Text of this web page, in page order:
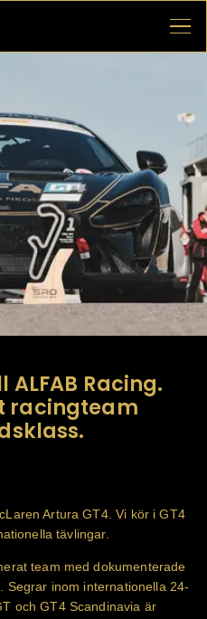
Racing.
racingteam
Artura GT4. Vi kör i GT4
tävlingar.
team med dokumenterade
Segrar inom internationella 24-
och GT4 Scandinavia är